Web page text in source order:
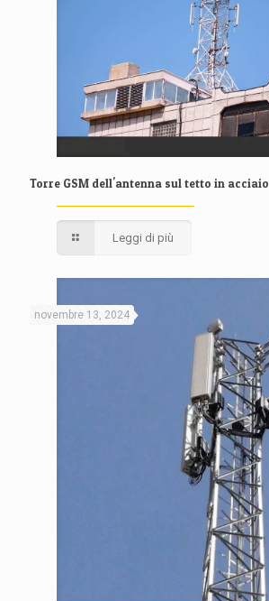
Torre GSM dell'antenna sul tetto in acciaio
Leggi di più
novembre 13, 2024